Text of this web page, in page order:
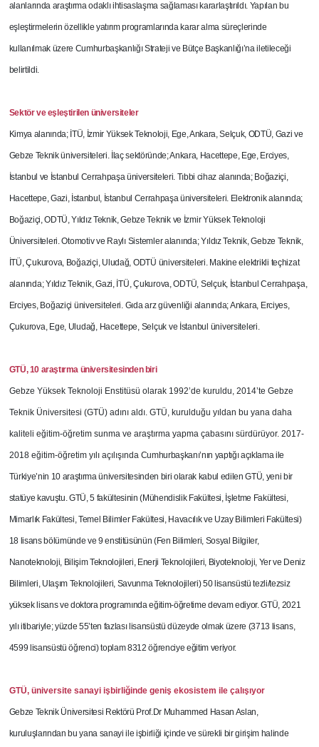
alanlarında araştırma odaklı ihtisaslaşma sağlaması kararlaştırıldı. Yapılan bu
eşleştirmelerin özellikle yatırım programlarında karar alma süreçlerinde
kullanılmak üzere Cumhurbaşkanlığı Strateji ve Bütçe Başkanlığı’na iletileceği
belirtildi.
Sektör ve eşleştirilen üniversiteler
Kimya alanında; İTÜ, İzmir Yüksek Teknoloji, Ege, Ankara, Selçuk, ODTÜ, Gazi ve
Gebze Teknik üniversiteleri. İlaç sektöründe; Ankara, Hacettepe, Ege, Erciyes,
İstanbul ve İstanbul Cerrahpaşa üniversiteleri. Tıbbi cihaz alanında; Boğaziçi,
Hacettepe, Gazi, İstanbul, İstanbul Cerrahpaşa üniversiteleri. Elektronik alanında;
Boğaziçi, ODTÜ, Yıldız Teknik, GebzeTeknik ve İzmir Yüksek Teknoloji
Üniversiteleri. Otomotiv ve Raylı Sistemler alanında; Yıldız Teknik, Gebze Teknik,
İTÜ, Çukurova, Boğaziçi, Uludağ, ODTÜ üniversiteleri. Makine elektrikli teçhizat
alanında; Yıldız Teknik, Gazi, İTÜ, Çukurova, ODTÜ, Selçuk, İstanbul Cerrahpaşa,
Erciyes, Boğaziçi üniversiteleri. Gıda arz güvenliği alanında; Ankara, Erciyes,
Çukurova, Ege, Uludağ, Hacettepe, Selçuk ve İstanbul üniversiteleri.
GTÜ, 10 araştırma üniversitesinden biri
Gebze Yüksek Teknoloji Enstitüsü olarak 1992’de kuruldu, 2014’te Gebze
Teknik Üniversitesi (GTÜ) adını aldı. GTÜ, kurulduğu yıldan bu yana daha
kaliteli eğitim-öğretim sunma ve araştırma yapma çabasını sürdürüyor. 2017-
2018 eğitim-öğretim yılı açılışında Cumhurbaşkanı’nın yaptığı açıklama ile
Türkiye’nin 10 araştırma üniversitesinden biri olarak kabul edilen GTÜ, yeni bir
statüye kavuştu. GTÜ, 5 fakültesinin (Mühendislik Fakültesi, İşletme Fakültesi,
Mimarlık Fakültesi, Temel Bilimler Fakültesi, Havacılık ve Uzay Bilimleri Fakültesi)
18 lisans bölümünde ve 9 enstitüsünün (Fen Bilimleri, Sosyal Bilgiler,
Nanoteknoloji, Bilişim Teknolojileri, Enerji Teknolojileri, Biyoteknoloji, Yer ve Deniz
Bilimleri, Ulaşım Teknolojileri, Savunma Teknolojileri) 50 lisansüstü tezli/tezsiz
yüksek lisans ve doktora programında eğitim-öğretime devam ediyor. GTÜ, 2021
yılı itibariyle; yüzde 55’ten fazlası lisansüstü düzeyde olmak üzere (3713 lisans,
4599 lisansüstü öğrenci) toplam 8312 öğrenciye eğitim veriyor.
GTÜ, üniversite sanayi işbirliğinde geniş ekosistem ile çalışıyor
Gebze Teknik Üniversitesi Rektörü Prof.Dr Muhammed Hasan Aslan,
kuruluşlarından bu yana sanayi ile işbirliği içinde ve sürekli bir girişim halinde